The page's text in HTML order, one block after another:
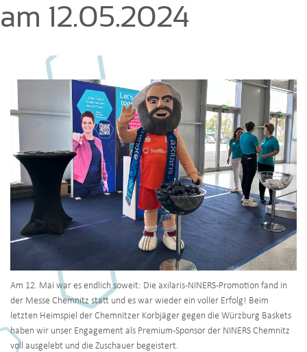
am 12.05.2024
Am 12. Mai war es endlich soweit: Die axilaris-NINERS-Promotion fand in
der Messe Chemnitz statt und es war wieder ein voller Erfolg! Beim
letzten Heimspiel der Chemnitzer Korbjäger gegen die Würzburg Baskets
haben wir unser Engagement als Premium-Sponsor der NINERS Chemnitz
voll ausgelebt und die Zuschauer begeistert.